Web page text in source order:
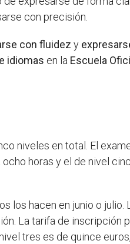
con precisión.
con fluidez y
idiomas en la Escuela
niveles en total. El
horas y el de nivel
los hacen en junio o julio.
La tarifa de inscripción
tres es de quince